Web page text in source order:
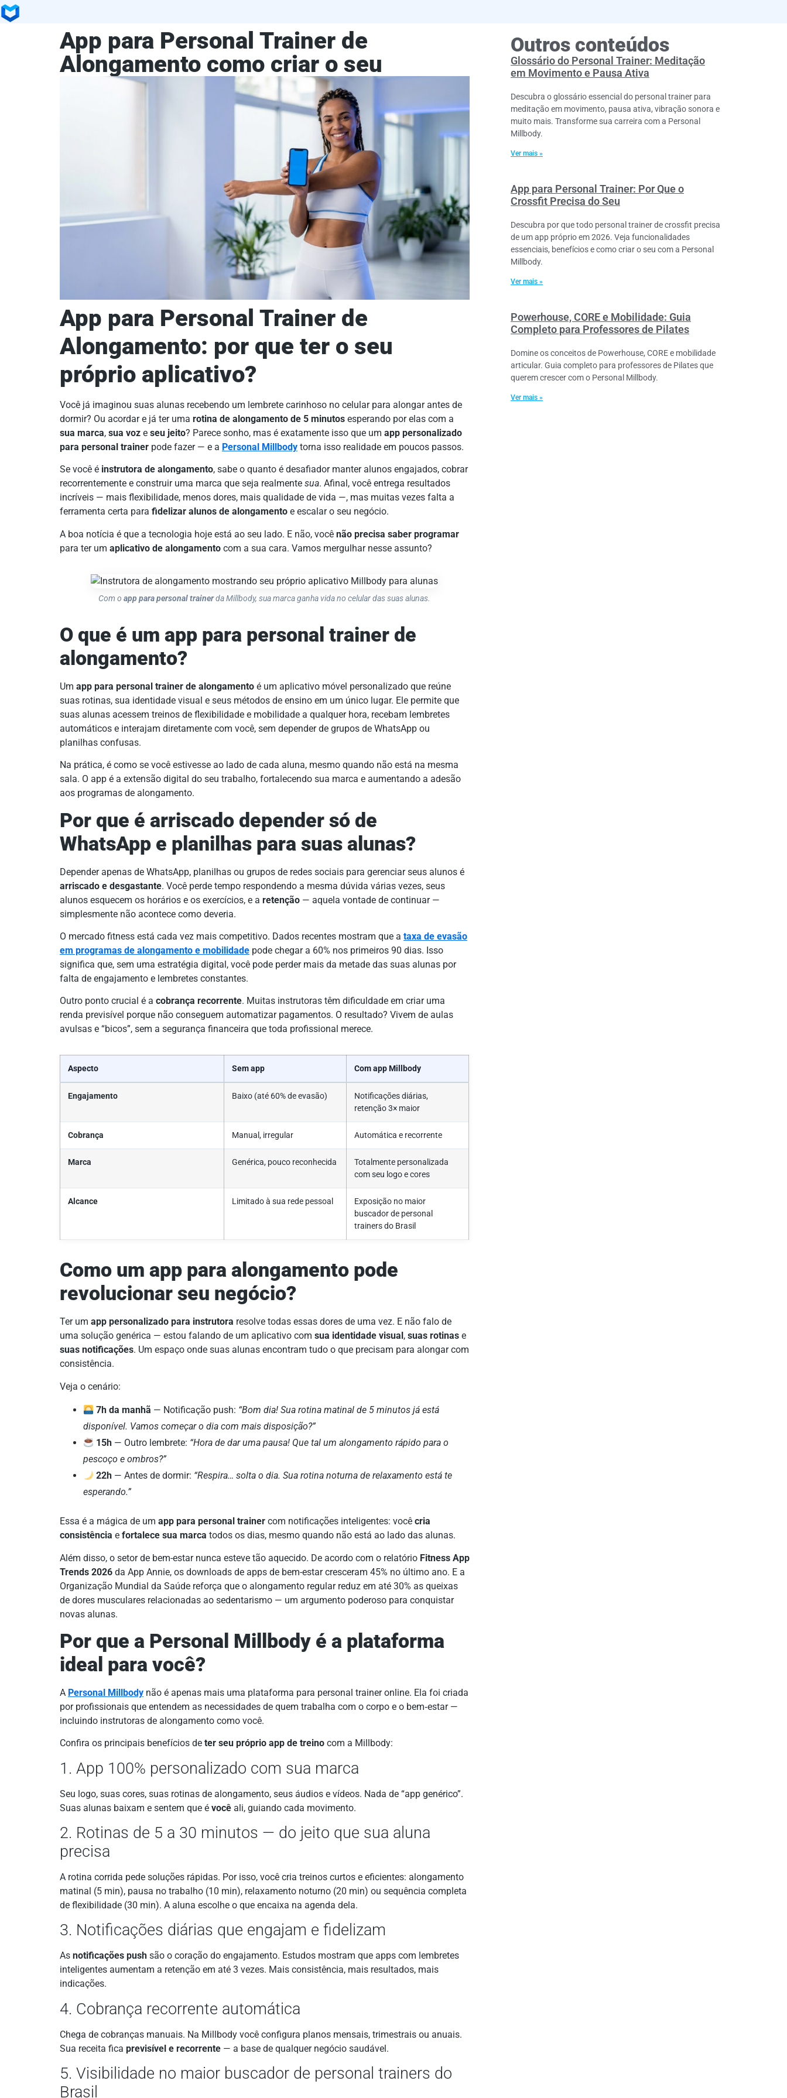
App para Personal Trainer de
Alongamento como criar o seu
App para Personal Trainer de
Alongamento: por que ter o seu
próprio aplicativo?
Você já imaginou suas alunas recebendo um lembrete carinhoso no celular para alongar antes de
dormir? Ou acordar e já ter uma rotina de alongamento de 5 minutos esperando por elas com a
sua marca, sua voz e seu jeito? Parece sonho, mas é exatamente isso que um app personalizado
para personal trainer pode fazer — e a Personal Millbody torna isso realidade em poucos passos.
Se você é instrutora de alongamento, sabe o quanto é desafiador manter alunos engajados, cobrar
recorrentemente e construir uma marca que seja realmente sua. Afinal, você entrega resultados
incríveis — mais flexibilidade, menos dores, mais qualidade de vida —, mas muitas vezes falta a
ferramenta certa para fidelizar alunos de alongamento e escalar o seu negócio.
A boa notícia é que a tecnologia hoje está ao seu lado. E não, você não precisa saber programar
para ter um aplicativo de alongamento com a sua cara. Vamos mergulhar nesse assunto?
Com oapp para personal trainerda Millbody, sua marca ganha vida no celular das suas alunas.
O que é um app para personal trainer de
alongamento?
Um app para personal trainer de alongamento é um aplicativo móvel personalizado que reúne
suas rotinas, sua identidade visual e seus métodos de ensino em um único lugar. Ele permite que
suas alunas acessem treinos de flexibilidade e mobilidade a qualquer hora, recebam lembretes
automáticos e interajam diretamente com você, sem depender de grupos de WhatsApp ou
planilhas confusas.
Na prática, é como se você estivesse ao lado de cada aluna, mesmo quando não está na mesma
sala. O app é a extensão digital do seu trabalho, fortalecendo sua marca e aumentando a adesão
aos programas de alongamento.
Por que é arriscado depender só de
WhatsApp e planilhas para suas alunas?
Depender apenas de WhatsApp, planilhas ou grupos de redes sociais para gerenciar seus alunos é
arriscado e desgastante. Você perde tempo respondendo a mesma dúvida várias vezes, seus
alunos esquecem os horários e os exercícios, e a retenção — aquela vontade de continuar —
simplesmente não acontece como deveria.
O mercado fitness está cada vez mais competitivo. Dados recentes mostram que a taxa de evasão
em programas de alongamento e mobilidade pode chegar a 60% nos primeiros 90 dias. Isso
significa que, sem uma estratégia digital, você pode perder mais da metade das suas alunas por
falta de engajamento e lembretes constantes.
Outro ponto crucial é a cobrança recorrente. Muitas instrutoras têm dificuldade em criar uma
renda previsível porque não conseguem automatizar pagamentos. O resultado? Vivem de aulas
avulsas e “bicos”, sem a segurança financeira que toda profissional merece.
Aspecto Sem app Com app Millbody
Engajamento Baixo (até 60% de evasão)
Notificações diárias,
retenção 3× maior
Cobrança Manual, irregular Automática e recorrente
Marca Genérica, pouco reconhecida
Totalmente personalizada
com seu logo e cores
Alcance Limitado à sua rede pessoal
Exposição no maior
buscador de personal
trainers do Brasil
Como um app para alongamento pode
revolucionar seu negócio?
Ter um app personalizado para instrutora resolve todas essas dores de uma vez. E não falo de
uma solução genérica — estou falando de um aplicativo com sua identidade visual , suas rotinas e
suas notificações. Um espaço onde suas alunas encontram tudo o que precisam para alongar com
consistência.
Veja o cenário:
7h da manhã — Notificação push: “Bom dia! Sua rotina matinal de 5 minutos já está
disponível. Vamos começar o dia com mais disposição?”
15h — Outro lembrete: “Hora de dar uma pausa! Que tal um alongamento rápido para o
pescoço e ombros?”
22h — Antes de dormir: “Respira… solta o dia. Sua rotina noturna de relaxamento está te
esperando.”
Essa é a mágica de um app para personal trainer com notificações inteligentes: você cria
consistência e fortalece sua marca todos os dias, mesmo quando não está ao lado das alunas.
Além disso, o setor de bem-estar nunca esteve tão aquecido. De acordo com o relatório Fitness App
Trends 2026 da App Annie, os downloads de apps de bem-estar cresceram 45% no último ano. E a
Organização Mundial da Saúde reforça que o alongamento regular reduz em até 30% as queixas
de dores musculares relacionadas ao sedentarismo — um argumento poderoso para conquistar
novas alunas.
Por que a Personal Millbody é a plataforma
ideal para você?
A Personal Millbody não é apenas mais uma plataforma para personal trainer online. Ela foi criada
por profissionais que entendem as necessidades de quem trabalha com o corpo e o bem‑estar —
incluindo instrutoras de alongamento como você.
Confira os principais benefícios de ter seu próprio app de treino com a Millbody:
1. App 100% personalizado com sua marca
Seu logo, suas cores, suas rotinas de alongamento, seus áudios e vídeos. Nada de “app genérico”.
Suas alunas baixam e sentem que é você ali, guiando cada movimento.
2. Rotinas de 5 a 30 minutos — do jeito que sua aluna
precisa
A rotina corrida pede soluções rápidas. Por isso, você cria treinos curtos e eficientes: alongamento
matinal (5 min), pausa no trabalho (10 min), relaxamento noturno (20 min) ou sequência completa
de flexibilidade (30 min). A aluna escolhe o que encaixa na agenda dela.
3. Notificações diárias que engajam e fidelizam
As notificações push são o coração do engajamento. Estudos mostram que apps com lembretes
inteligentes aumentam a retenção em até 3 vezes. Mais consistência, mais resultados, mais
indicações.
4. Cobrança recorrente automática
Chega de cobranças manuais. Na Millbody você configura planos mensais, trimestrais ou anuais.
Sua receita fica previsível e recorrente — a base de qualquer negócio saudável.
5. Visibilidade no maior buscador de personal trainers do
Brasil
Outros conteúdos
Glossário do Personal Trainer: Meditação
em Movimento e Pausa Ativa
Descubra o glossário essencial do personal trainer para
meditação em movimento, pausa ativa, vibração sonora e
muito mais. Transforme sua carreira com a Personal
Millbody.
Ver mais »
App para Personal Trainer: Por Que o
Crossfit Precisa do Seu
Descubra por que todo personal trainer de crossfit precisa
de um app próprio em 2026. Veja funcionalidades
essenciais, benefícios e como criar o seu com a Personal
Millbody.
Ver mais »
Powerhouse, CORE e Mobilidade: Guia
Completo para Professores de Pilates
Domine os conceitos de Powerhouse, CORE e mobilidade
articular. Guia completo para professores de Pilates que
querem crescer com o Personal Millbody.
Ver mais »